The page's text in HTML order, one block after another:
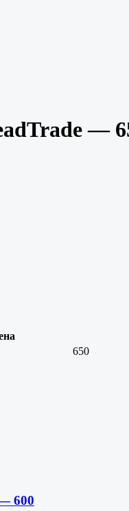
—
650
600